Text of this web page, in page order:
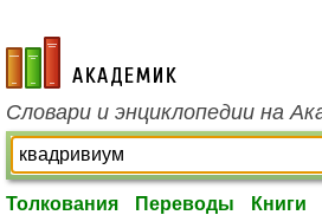
academic.ru
Словари и энциклопедии на
Толкования Переводы Книги